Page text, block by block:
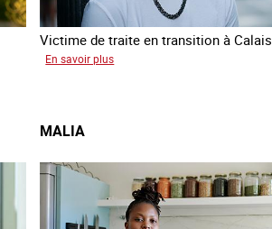
Victime de traite en transition à Calais
En savoir plus
MALIA